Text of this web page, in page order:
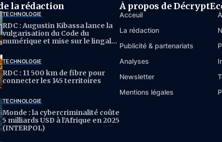
la rédaction
TECHNOLOGIE
RDC : Augustin Kibassa lance la
vulgarisation du Code du
numérique et mise sur le lingala
TECHNOLOGIE
RDC : 11 500 km de fibre pour
connecter les 145 territoires
TECHNOLOGIE
Monde : la cybercriminalité coûte
5 milliards USD à l’Afrique en 2025
(INTERPOL)
À propos de
Acceuil
La rédaction
Publicité & partenariats
Analyses
Newsletter
Mentions légales